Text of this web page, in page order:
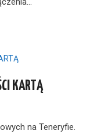
KARTĄ
na Teneryfie.